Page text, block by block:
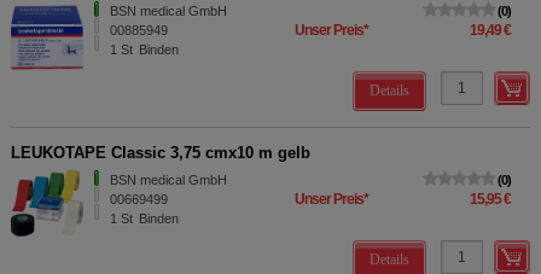
BSN medical GmbH
00885949
1 St Binden
0
Unser Preis* 19,49 €
Details
LEUKOTAPE Classic 3,75 cmx10 m gelb
BSN medical GmbH
00669499
1 St Binden
0
Unser Preis* 15,95 €
Details